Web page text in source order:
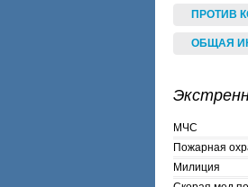
ПРОТИВ
ОБЩАЯ
МЧС
Пожарная
Милиция